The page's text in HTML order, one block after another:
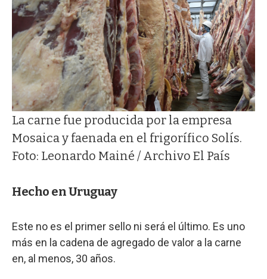
La carne fue producida por la empresa
Mosaica y faenada en el frigorífico Solís.
Foto: Leonardo Mainé / Archivo El País
Hecho en Uruguay
Este no es el primer sello ni será el último. Es uno
más en la cadena de agregado de valor a la carne
en, al menos, 30 años.